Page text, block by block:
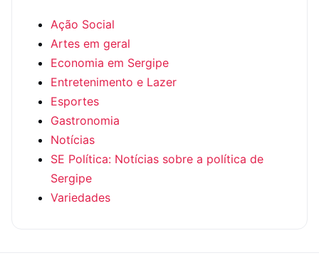
Ação Social
Artes em geral
Economia em Sergipe
Entretenimento e Lazer
Esportes
Gastronomia
Notícias
SE Política: Notícias sobre a política de
Sergipe
Variedades